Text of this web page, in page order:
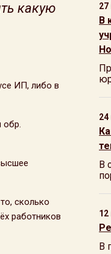
какую
ИП, либо в
обр.
сколько
работников
27
В
24
В
12
В